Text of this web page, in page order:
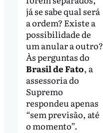
já se sabe qual será
a ordem? Existe a
possibilidade de
um anular a outro?
Às perguntas do
Brasil de Fato, a
assessoria do
Supremo
respondeu apenas
“sem previsão, até
o momento”.